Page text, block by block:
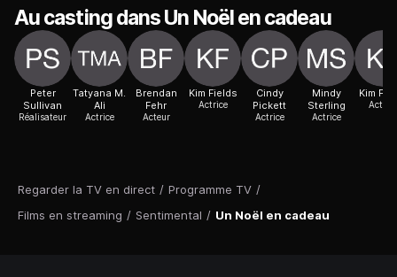
Regarder la TV en direct / Programme TV /
Films en streaming / Sentimental / Un Noël en cadeau
Au casting dans Un Noël en cadeau
Peter
Sullivan
Réalisateur
Tatyana M.
Ali
Actrice
Brendan
Fehr
Acteur
Kim Fields
Actrice
Cindy
Pickett
Actrice
Mindy
Sterling
Actrice
Kim
Actrice